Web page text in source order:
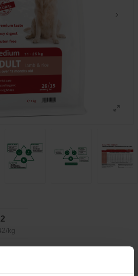
kg
kwaliteit